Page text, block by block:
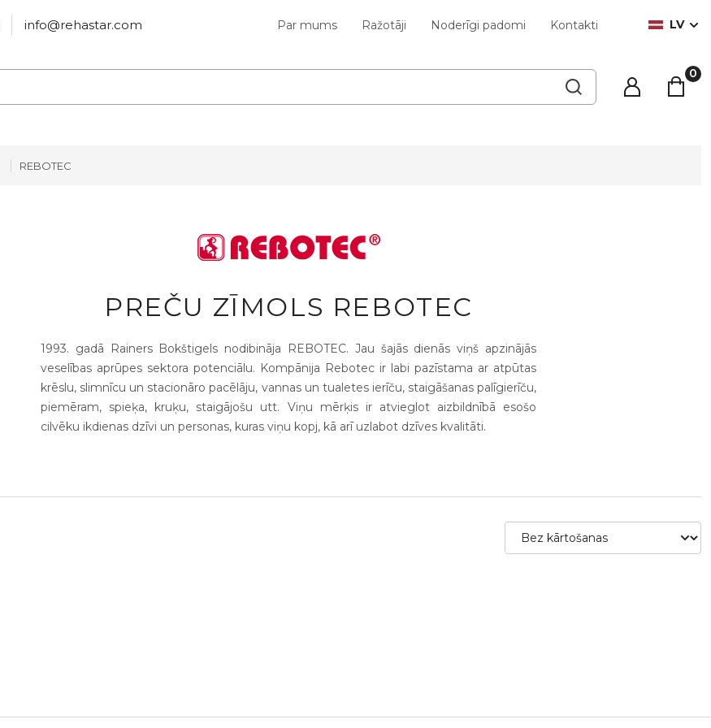
info@rehastar.com Par mums Ražotāji Noderīgi padomi Kontakti LV
REBOTEC
PREČU ZĪMOLS REBOTEC
1993. gadā Rainers Bokštigels nodibināja REBOTEC. Jau šajās dienās viņš apzinājās
veselības aprūpes sektora potenciālu. Kompānija Rebotec ir labi pazīstama ar atpūtas
krēslu, slimnīcu un stacionāro pacēlāju, vannas un tualetes ierīču, staigāšanas palīgierīču,
piemēram, spieķa, kruķu, staigājošu utt. Viņu mērķis ir atvieglot aizbildnībā esošo
cilvēku ikdienas dzīvi un personas, kuras viņu kopj, kā arī uzlabot dzīves kvalitāti.